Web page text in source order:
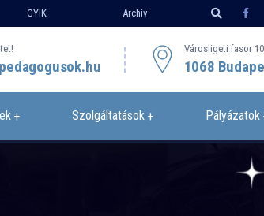
GYIK Archív
Városligeti fasor
1068
Szolgáltatások Pályázatok